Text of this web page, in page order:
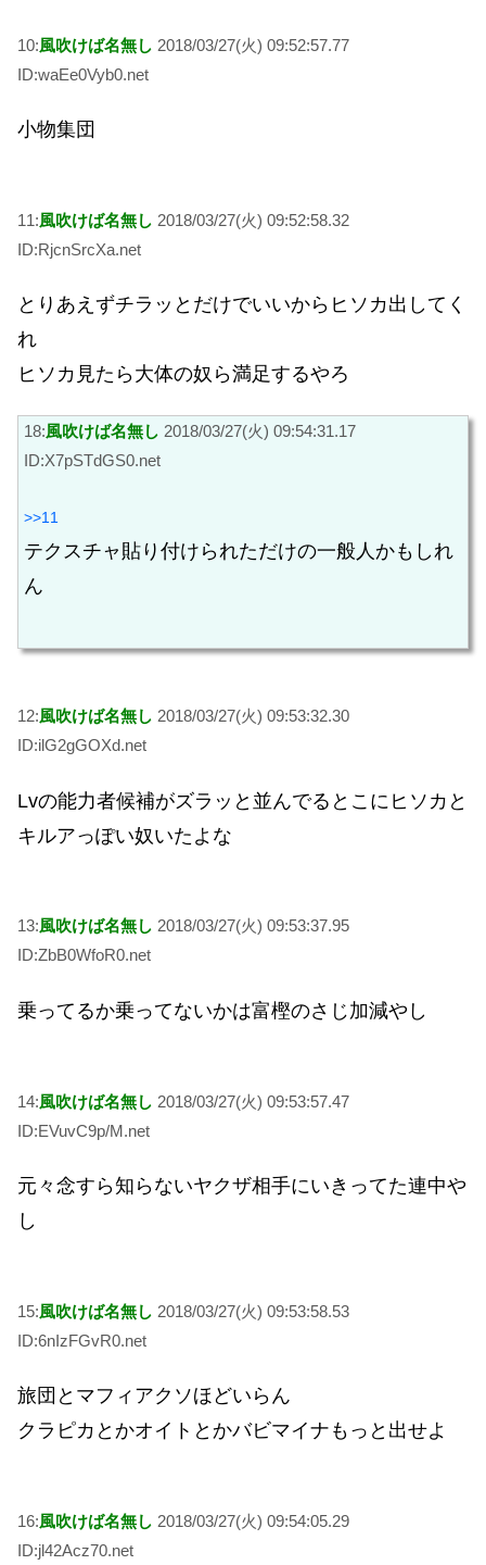
10:風吹けば名無し 2018/03/27(火) 09:52:57.77
ID:waEe0Vyb0.net
小物集団
11:風吹けば名無し 2018/03/27(火) 09:52:58.32
ID:RjcnSrcXa.net
とりあえずチラッとだけでいいからヒソカ出してく
れ
ヒソカ見たら大体の奴ら満足するやろ
18:風吹けば名無し 2018/03/27(火) 09:54:31.17
ID:X7pSTdGS0.net
>>11
テクスチャ貼り付けられただけの一般人かもしれ
ん
12:風吹けば名無し 2018/03/27(火) 09:53:32.30
ID:ilG2gGOXd.net
Lvの能力者候補がズラッと並んでるとこにヒソカと
キルアっぽい奴いたよな
13:風吹けば名無し 2018/03/27(火) 09:53:37.95
ID:ZbB0WfoR0.net
乗ってるか乗ってないかは富樫のさじ加減やし
14:風吹けば名無し 2018/03/27(火) 09:53:57.47
ID:EVuvC9p/M.net
元々念すら知らないヤクザ相手にいきってた連中や
し
15:風吹けば名無し 2018/03/27(火) 09:53:58.53
ID:6nIzFGvR0.net
旅団とマフィアクソほどいらん
クラピカとかオイトとかバビマイナもっと出せよ
16:風吹けば名無し 2018/03/27(火) 09:54:05.29
ID:jl42Acz70.net